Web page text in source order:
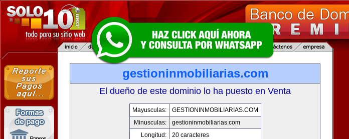
gestioninmobiliarias.com
El dueño de este dominio lo ha puesto en Venta
Mayusculas:
GESTIONINMOBILIARIAS.COM
Minusculas:
gestioninmobiliarias.com
Longitud:
20 caracteres